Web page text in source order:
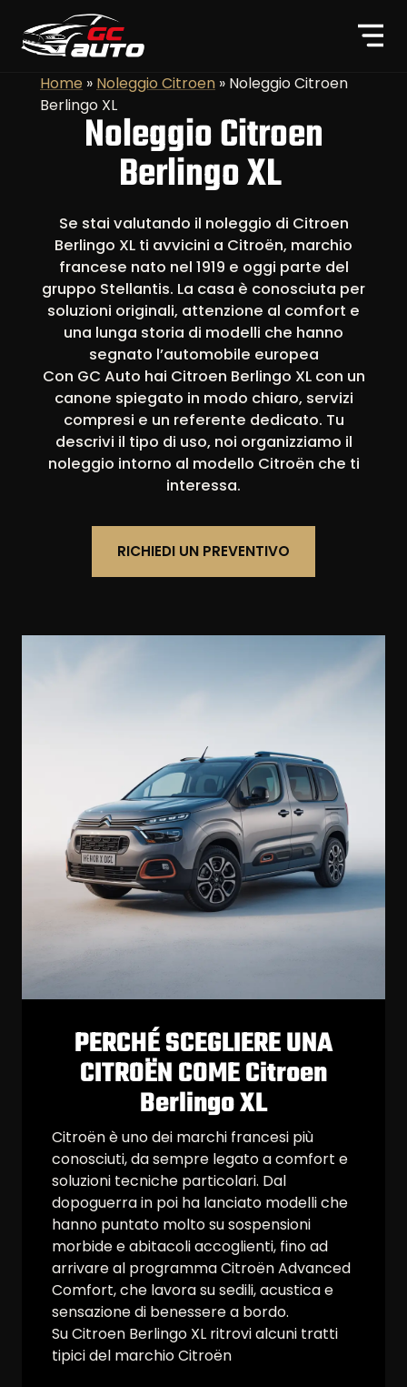
Home » Noleggio Citroen » Noleggio Citroen
Berlingo XL
Noleggio Citroen
Berlingo XL
Se stai valutando il noleggio di Citroen
Berlingo XL ti avvicini a Citroën, marchio
francese nato nel 1919 e oggi parte del
gruppo Stellantis. La casa è conosciuta per
soluzioni originali, attenzione al comfort e
una lunga storia di modelli che hanno
segnato l’automobile europea
Con GC Auto hai Citroen Berlingo XL con un
canone spiegato in modo chiaro, servizi
compresi e un referente dedicato. Tu
descrivi il tipo di uso, noi organizziamo il
noleggio intorno al modello Citroën che ti
interessa.
RICHIEDI UN PREVENTIVO
PERCHÉ SCEGLIERE UNA
CITROËN COME Citroen
Berlingo XL
Citroën è uno dei marchi francesi più
conosciuti, da sempre legato a comfort e
soluzioni tecniche particolari. Dal
dopoguerra in poi ha lanciato modelli che
hanno puntato molto su sospensioni
morbide e abitacoli accoglienti, fino ad
arrivare al programma Citroën Advanced
Comfort, che lavora su sedili, acustica e
sensazione di benessere a bordo.
Su Citroen Berlingo XL ritrovi alcuni tratti
tipici del marchio Citroën